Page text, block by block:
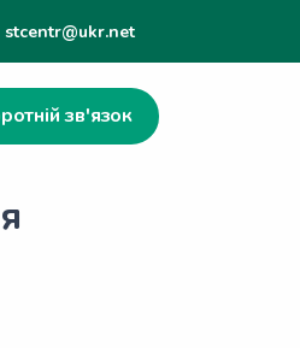
stcentr@ukr.net
зв'язок